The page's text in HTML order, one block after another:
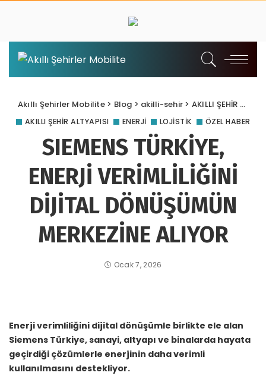
Akıllı Şehirler Mobilite> Blog > akilli-sehir > AKILLI ŞEHİR ALTYAPISI
AKILLI ŞEHİR ALTYAPISI ENERJİ LOJİSTİK ÖZEL HABER
SIEMENS TÜRKİYE,
ENERJİ VERİMLİLİĞİNİ
DİJİTAL DÖNÜŞÜMÜN
MERKEZİNE ALIYOR
Ocak 7, 2026
Enerji verimliliğini dijital dönüşümle birlikte ele alan
Siemens Türkiye, sanayi, altyapı ve binalarda hayata
geçirdiği çözümlerle enerjinin daha verimli
kullanılmasını destekliyor.